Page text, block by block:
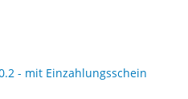
- mit Einzahlungsschein